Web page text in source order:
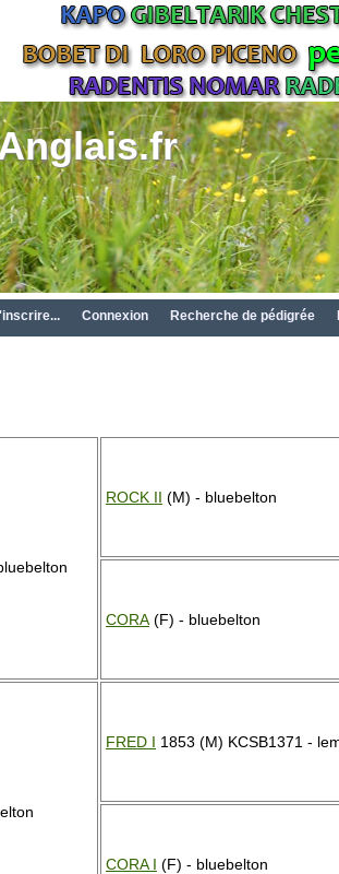
Connexion Recherche de pédigrée
ROCK II (M) - bluebelton
CORA (F) - bluebelton
FRED I 1853 (M) KCSB1371 -
CORA I (F) - bluebelton